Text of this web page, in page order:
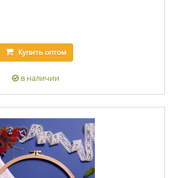
Купитьоптом
в наличии